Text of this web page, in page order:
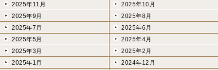
2025年11月
2025年10月
2025年9月
2025年8月
2025年7月
2025年6月
2025年5月
2025年4月
2025年3月
2025年2月
2025年1月
2024年12月